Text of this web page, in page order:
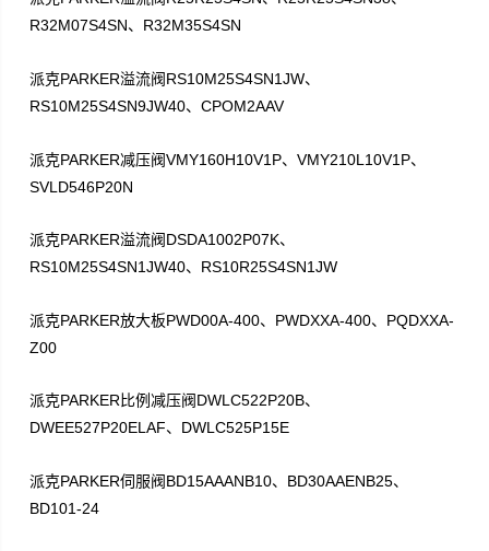
R32M07S4SN、 R32M35S4SN
派克PARKER溢流阀 RS10M25S4SN1JW、
RS10M25S4SN9JW40、CPOM2AAV
派克PARKER减压阀VMY160H10V1P、VMY210L10V1P、
SVLD546P20N
派克PARKER溢流阀 DSDA1002P07K、
RS10M25S4SN1JW40、 RS10R25S4SN1JW
派克PARKER放大板PWD00A-400、 PWDXXA-400、 PQDXXA-
Z00
派克PARKER 比例减压阀 DWLC522P20B、
DWEE527P20ELAF、 DWLC525P15E
派克PARKER伺服阀 BD15AAANB10、 BD30AAENB25、
BD101-24